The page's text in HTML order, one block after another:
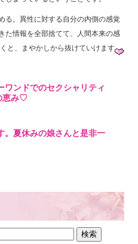
る。異性に対する自分の内側の感覚
た情報を全部捨てて、人間本来の感
と、まやかしから抜けていけます
ワンドでのセクシャリティ
恵み♡
。夏休みの娘さんと是非一